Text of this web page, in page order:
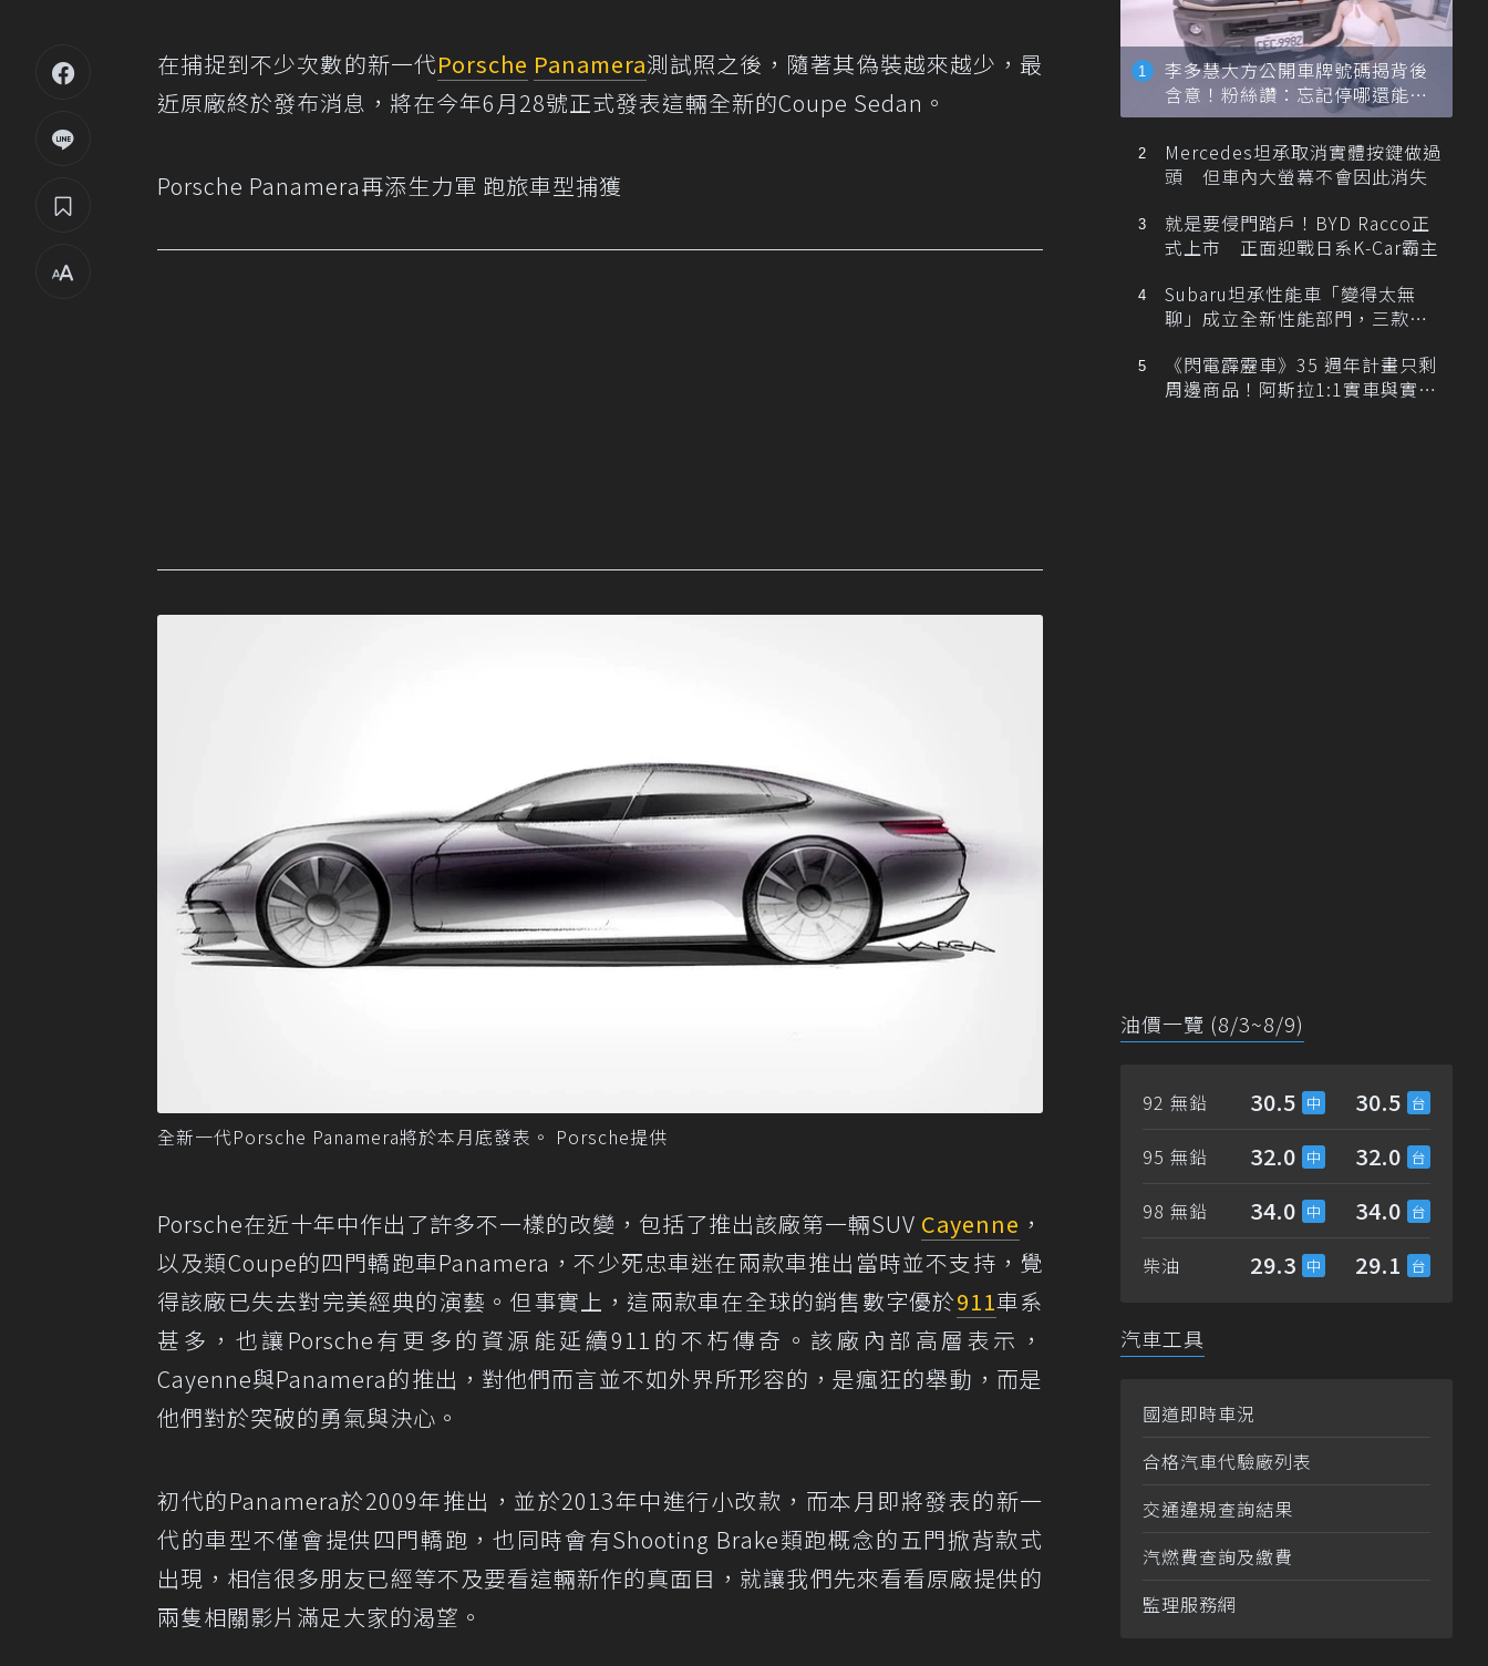
在捕捉到不少次數的新一代Porsche Panamera測試照之後，隨著其偽裝越來越少，最
近原廠終於發布消息，將在今年6月28號正式發表這輛全新的Coupe Sedan。
Porsche Panamera再添生力軍 跑旅車型捕獲
全新一代Porsche Panamera將於本月底發表。 Porsche提供
Porsche在近十年中作出了許多不一樣的改變，包括了推出該廠第一輛SUV Cayenne ，
以及類Coupe的四門轎跑車Panamera，不少死忠車迷在兩款車推出當時並不支持，覺
得該廠已失去對完美經典的演藝。但事實上，這兩款車在全球的銷售數字優於911車系
甚多，也讓Porsche有更多的資源能延續911的不朽傳奇。該廠內部高層表示，
Cayenne與Panamera的推出，對他們而言並不如外界所形容的，是瘋狂的舉動，而是
他們對於突破的勇氣與決心。
初代的Panamera於2009年推出，並於2013年中進行小改款，而本月即將發表的新一
代的車型不僅會提供四門轎跑，也同時會有Shooting Brake類跑概念的五門掀背款式
出現，相信很多朋友已經等不及要看這輛新作的真面目，就讓我們先來看看原廠提供的
兩隻相關影片滿足大家的渴望。
李多慧大方公開車牌號碼揭背後
含意！粉絲讚：忘記停哪還能幫
忙找車
Mercedes坦承取消實體按鍵做過
頭 但車內大螢幕不會因此消失
就是要侵門踏戶！BYD Racco正
式上市 正面迎戰日系K-Car霸主
Subaru坦承性能車「變得太無
聊」成立全新性能部門，三款手
《閃電霹靂車》35 週年計畫只剩
周邊商品！阿斯拉1:1實車與實體
油價一覽 (8/3~8/9)
92 無鉛 30.5 30.5
95 無鉛 32.0 32.0
98 無鉛 34.0 34.0
柴油 29.3 29.1
汽車工具
國道即時車況
合格汽車代驗廠列表
交通違規查詢結果
汽燃費查詢及繳費
監理服務網